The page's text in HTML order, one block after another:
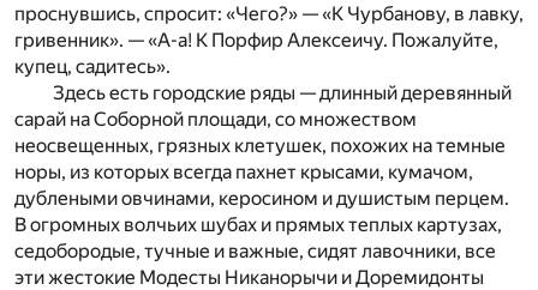
проснувшись, спросит: «Чего?» — «К Чурбанову, в лавку,
гривенник». — «А-а! К Порфир Алексеичу. Пожалуйте,
купец, садитесь».
Здесь есть городские ряды — длинный деревянный
сарай на Соборной площади, со множеством
неосвещенных, грязных клетушек, похожих на темные
норы, из которых всегда пахнет крысами, кумачом,
дублеными овчинами, керосином и душистым перцем.
В огромных волчьих шубах и прямых теплых картузах,
седобородые, тучные и важные, сидят лавочники, все
эти жестокие Модесты Никанорычи и Доремидонты